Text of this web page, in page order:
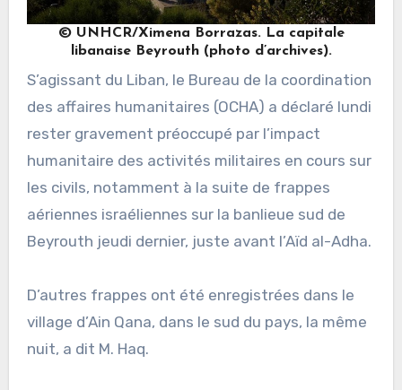
© UNHCR/Ximena Borrazas. La capitale
libanaise Beyrouth (photo d’archives).
S’agissant du Liban, le Bureau de la coordination
des affaires humanitaires (OCHA) a déclaré lundi
rester gravement préoccupé par l’impact
humanitaire des activités militaires en cours sur
les civils, notamment à la suite de frappes
aériennes israéliennes sur la banlieue sud de
Beyrouth jeudi dernier, juste avant l’Aïd al-Adha.
D’autres frappes ont été enregistrées dans le
village d’Ain Qana, dans le sud du pays, la même
nuit, a dit M. Haq.